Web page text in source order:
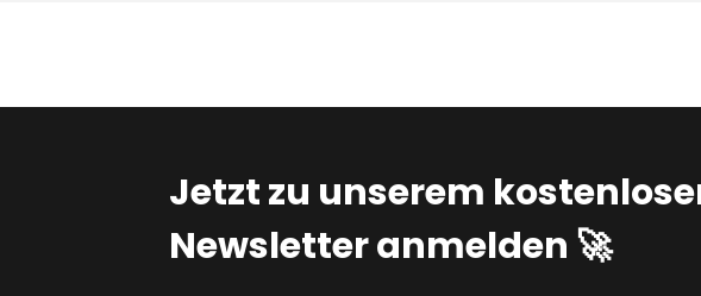
Jetzt zu unserem
Newsletter anmelden 🚀